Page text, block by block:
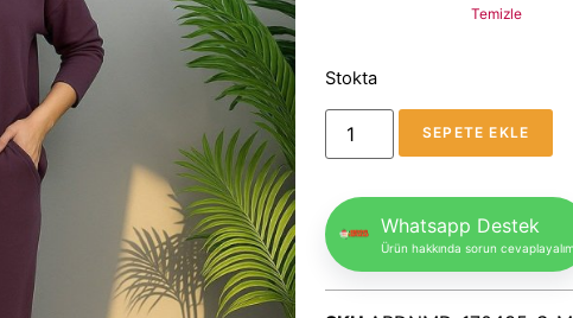
Temizle
Stokta
SEPETE EKLE
Whatsapp Destek
Ürün hakkında sorun